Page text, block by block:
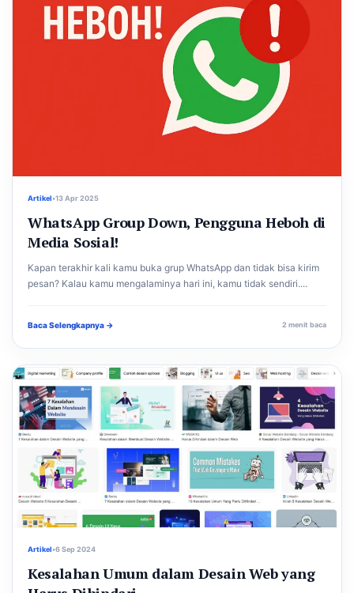
Artikel•13 Apr 2025
WhatsApp Group Down, Pengguna Heboh di
Media Sosial!
Kapan terakhir kali kamu buka grup WhatsApp dan tidak bisa kirim
pesan? Kalau kamu mengalaminya hari ini, kamu tidak sendiri....
Baca Selengkapnya → 2 menit baca
Artikel•6 Sep 2024
Kesalahan Umum dalam Desain Web yang